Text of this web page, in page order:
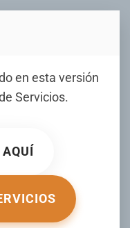
Medios
en esta versión
Servicios.
techo
08 NOVIEMBRE 2025